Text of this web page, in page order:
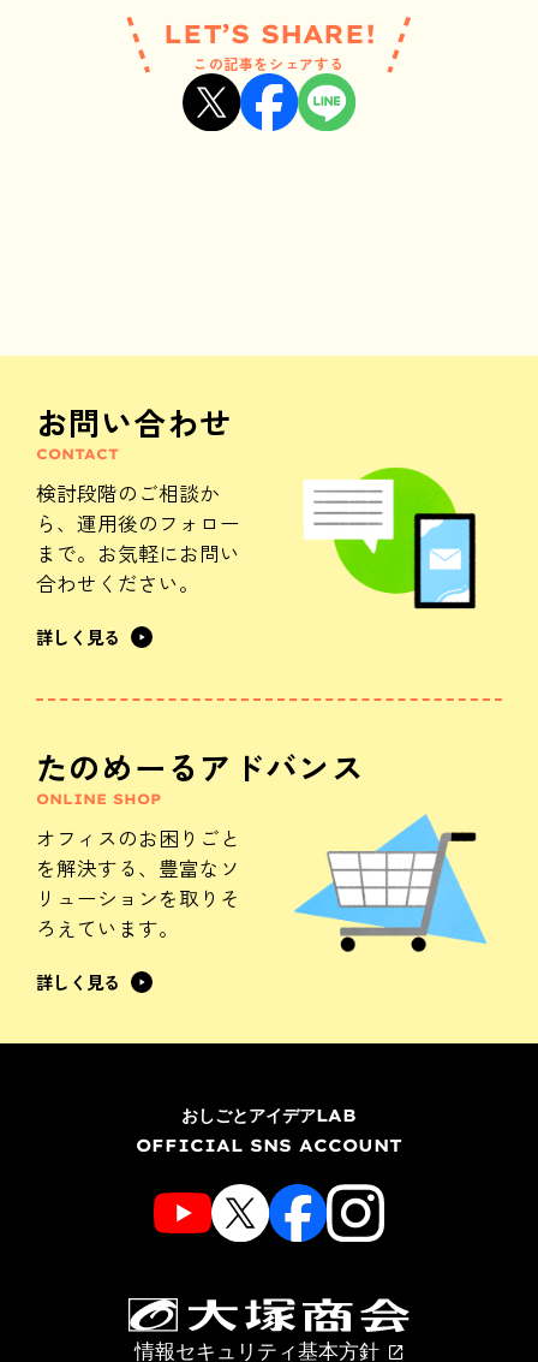
LET’S SHARE!
この記事をシェアする
お問い合わせ
CONTACT
検討段階のご相談か
ら、 運用後のフォロー
まで。 お気軽にお問い
合わせください。
詳しく見る
たのめーるアドバンス
ONLINE SHOP
オフィスのお困りごと
を解決する、 豊富なソ
リューションを取りそ
ろえています。
詳しく見る
おしごとアイデアLAB
OFFICIAL SNS ACCOUNT
情報セキュリティ基本方針